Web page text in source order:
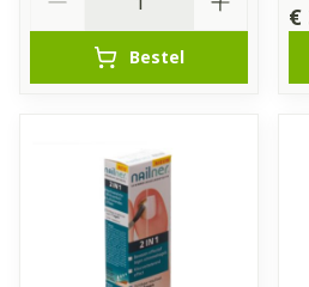
Bestel
€